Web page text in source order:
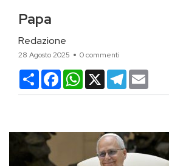
Papa
Redazione
28 Agosto 2025 0 commenti
CondividiFacebookWhatsApp
X Telegram